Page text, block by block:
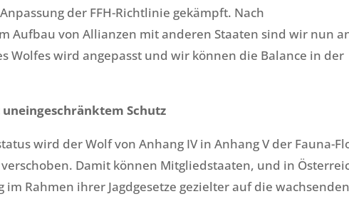
der FFH-Richtlinie gekämpft. Nach
Aufbau von Allianzen mit anderen Staaten sind wir nun
Wolfes wird angepasst und wir können die Balance in der
uneingeschränktem Schutz
wird der Wolf von Anhang IV in Anhang V der Fauna-
Damit können Mitgliedstaaten, und in
Rahmen ihrer Jagdgesetze gezielter auf die wachsenden